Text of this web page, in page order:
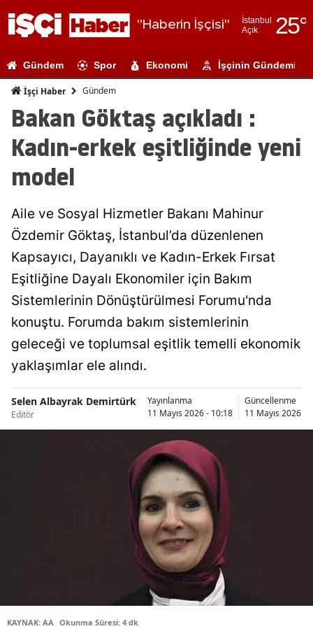
"Haberin İşçisi"
İstanbul
Açık
25°
Adıyaman
Amasya
Antalya
Artvin
Balıkesir
Bitlis
Bolu
Gündem Spor Ekonomi İşçinin Gündemi
İşçi Haber Gündem
Bakan Göktaş açıkladı :
Kadın-erkek eşitliğinde yeni
model
Aile ve Sosyal Hizmetler Bakanı Mahinur
Özdemir Göktaş, İstanbul’da düzenlenen
Kapsayıcı, Dayanıklı ve Kadın-Erkek Fırsat
Eşitliğine Dayalı Ekonomiler için Bakım
Sistemlerinin Dönüştürülmesi Forumu'nda
konuştu. Forumda bakım sistemlerinin
geleceği ve toplumsal eşitlik temelli ekonomik
yaklaşımlar ele alındı.
Selen Albayrak Demirtürk
Editör
Yayınlanma
11 Mayıs 2026 - 10:18
Güncellenme
11 Mayıs 2026 -
KAYNAK: AA Okunma Süresi: 4 dk